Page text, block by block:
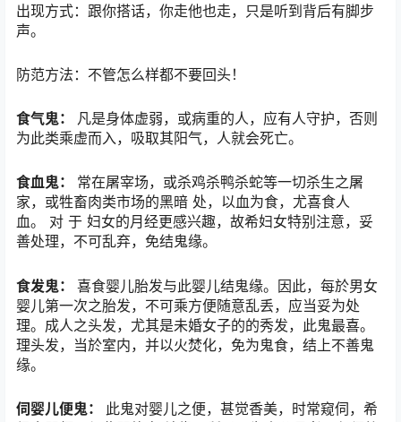
出现方式：跟你搭话，你走他也走，只是听到背后有脚步
声。
防范方法：不管怎么样都不要回头！
食气鬼： 凡是身体虚弱，或病重的人，应有人守护，否则
为此类乘虚而入，吸取其阳气，人就会死亡。
食血鬼： 常在屠宰场，或杀鸡杀鸭杀蛇等一切杀生之屠
家，或牲畜肉类市场的黑暗 处，以血为食，尤喜食人
血。 对 于 妇女的月经更感兴趣，故希妇女特别注意，妥
善处理，不可乱弃，免结鬼缘。
食发鬼： 喜食婴儿胎发与此婴儿结鬼缘。因此，每於男女
婴儿第一次之胎发，不可乘方便随意乱丢，应当妥为处
理。成人之头发，尤其是未婚女子的的秀发，此鬼最喜。
理头发，当於室内，并以火焚化，免为鬼食，结上不善鬼
缘。
伺婴儿便鬼： 此鬼对婴儿之便，甚觉香美，时常窥伺，希